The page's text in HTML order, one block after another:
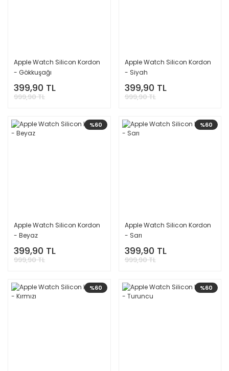
Apple Watch Silicon Kordon
- Gökkuşağı
399,90 TL
999,90 TL
Apple Watch Silicon Kordon
- Siyah
399,90 TL
999,90 TL
%60
Apple Watch Silicon Kordon
- Beyaz
399,90 TL
999,90 TL
%60
Apple Watch Silicon Kordon
- Sarı
399,90 TL
999,90 TL
%60 %60